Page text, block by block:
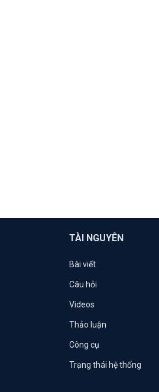
TÀI NGUYÊN
Bài viết
Câu hỏi
Videos
Thảo luận
Công cụ
Trạng thái hệ thống